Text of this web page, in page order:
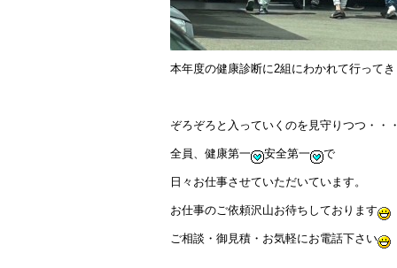
本年度の健康診断に2組にわかれて行って
ぞろぞろと入っていくのを見守りつつ・・
全員、健康第一 安全第一 で
日々お仕事させていただいています。
お仕事のご依頼沢山お待ちしております
ご相談・御見積・お気軽にお電話下さい